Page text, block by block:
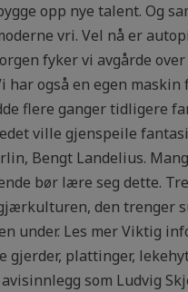
opp nye talent. Og
vri. Vel nå er
fyker vi avgårde
også en egen
flere ganger tidligere
ville gjenspeile
Bengt Landelius.
bør lære seg dette.
den trenger
under. Les mer Viktig
plattinger,
som Ludvig